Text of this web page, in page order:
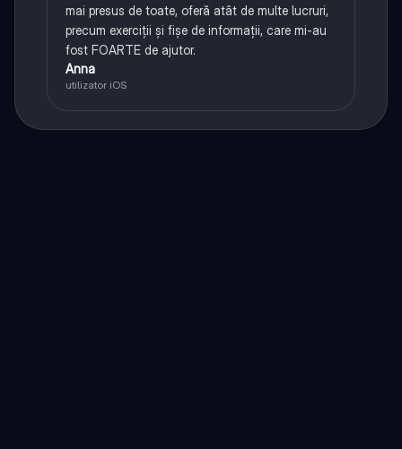
mai presus de toate, oferă atât de multe lucruri,
precum exerciții și fișe de informații, care mi-au
fost FOARTE de ajutor.
Anna
utilizator iOS